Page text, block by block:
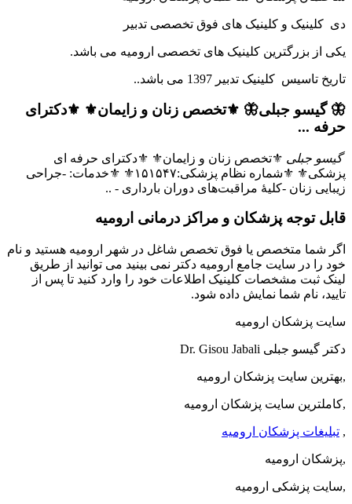
دی کلینیک و کلینیک های فوق تخصصی تدبیر
یکی از بزرگترین کلینیک های تخصصی ارومیه می باشد.
تاریخ تاسیس کلینیک تدبیر 1397 می باشد..
🦋 گیسو جبلی🦋 ⚜️تخصص زنان و زایمان⚜️ ⚜دکترای
حرفه ...
گیسو جبلی ⚜️تخصص زنان و زایمان⚜️ ⚜دکترای حرفه ای
پزشکی⚜ ‎⚜️شماره نظام پزشکی:۱۵۱۵۴۷⚜️ ⚜️خدمات: -جراحی
زیبایی زنان -کلیهٔ مراقبت‌های دوران بارداری - ..
قابل توجه پزشکان و مراکز درمانی ارومیه
اگر شما متخصص یا فوق تخصص شاغل در شهر ارومیه هستید و نام
خود را در سایت جامع ارومیه دکتر نمی بینید می توانید از طریق
لینک ثبت مشخصات کلینیک اطلاعات خود را وارد کنید تا پس از
تایید، نام شما نمایش داده شود.
سایت پزشکان ارومیه
دکتر گیسو جبلی Dr. Gisou Jabali
,بهترین سایت پزشکان ارومیه
,کاملترین سایت پزشکان ارومیه
تبلیغات پزشکان ارومیه
,پزشکان ارومیه
,سایت پزشکی ارومیه